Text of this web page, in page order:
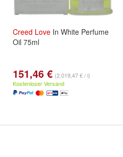
Creed Love In White Perfume
Oil 75ml
151,46 € (2.019,47 € / l)
Kostenloser Versand